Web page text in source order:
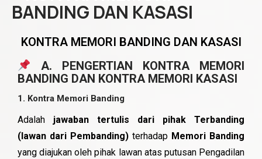
BANDING DAN KASASI
KONTRA MEMORI BANDING DAN KASASI
A. PENGERTIAN KONTRA MEMORI
BANDING DAN KONTRA MEMORI KASASI
1. Kontra Memori Banding
Adalah jawaban tertulis dari pihak Terbanding
(lawan dari Pembanding) terhadap Memori Banding
yang diajukan oleh pihak lawan atas putusan Pengadilan